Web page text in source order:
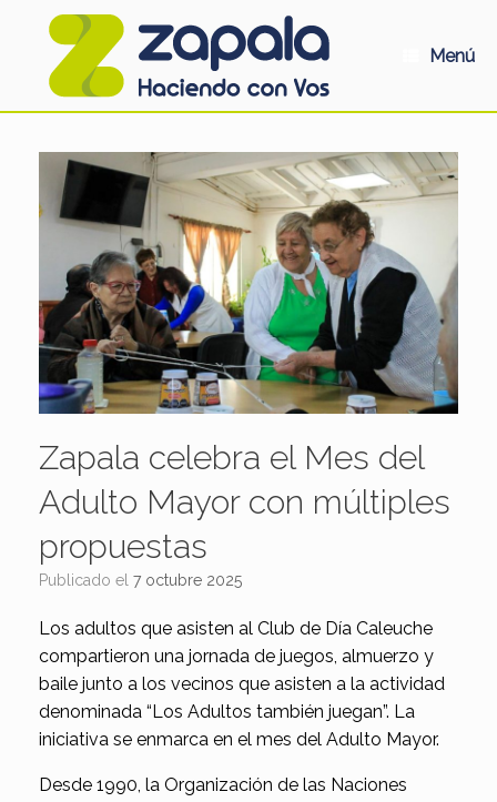
Menú
Zapala celebra el Mes del
Adulto Mayor con múltiples
propuestas
Publicado el 7 octubre 2025
Los adultos que asisten al Club de Día Caleuche
compartieron una jornada de juegos, almuerzo y
baile junto a los vecinos que asisten a la actividad
denominada “Los Adultos también juegan”. La
iniciativa se enmarca en el mes del Adulto Mayor.
Desde 1990, la Organización de las Naciones